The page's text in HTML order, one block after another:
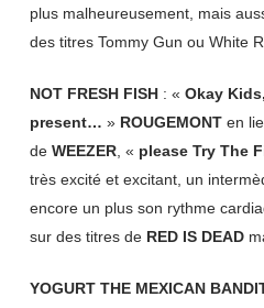
plus malheureusement, mais
des titres Tommy Gun ou White
NOT FRESH FISH: « Okay
present… » ROUGEMONTen
de WEEZER, « please Try The
très excité et excitant, un
encore un plus son rythme
sur des titres de RED IS DEAD
YOGURT THE MEXICAN